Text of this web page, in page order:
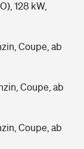
128 kW,
Coupe, ab
Coupe, ab
Coupe, ab